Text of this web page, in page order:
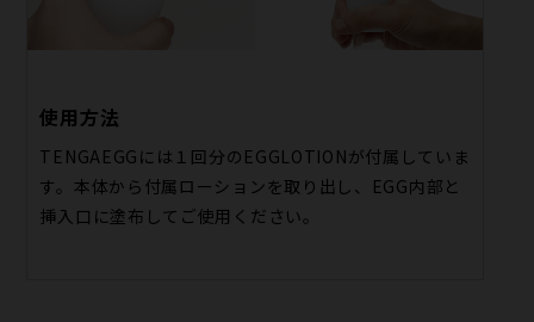
使用方法
TENGAEGGには１回分のEGGLOTIONが付属していま
す。本体から付属ローションを取り出し、EGG内部と
挿入口に塗布してご使用ください。